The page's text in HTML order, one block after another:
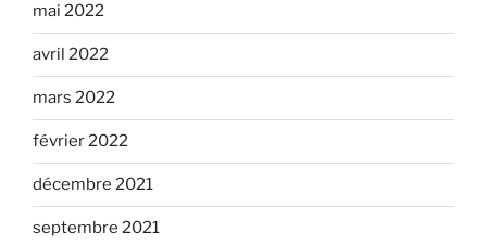
mai 2022
avril 2022
mars 2022
février 2022
décembre 2021
septembre 2021